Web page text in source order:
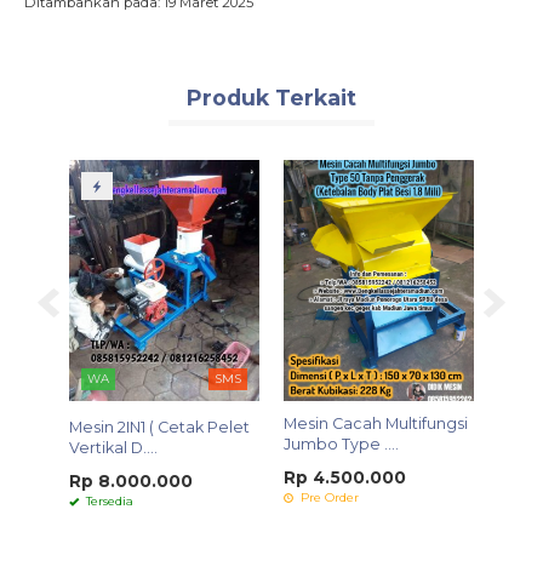
Produk Terkait
WA SMS
Mesin 2IN1 ( Cetak Pelet
Vertikal D....
Rp 8.000.000
Tersedia
Mesin Cacah Multifungsi
Jumbo Type ....
Rp 4.500.000
Pre Order